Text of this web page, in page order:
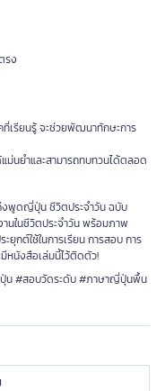
รง
ที่เรียนรู้ จะช่วยพัฒนาทักษะการ
นยำและสามารถทบทวนได้ตลอด
งพูดญี่ปุ่น ชีวิตประจำวัน ฉบับ
นในชีวิตประจำวัน พร้อมภาพ
ยุกต์ใช้ในการเรียน การสอบ การ
หนังสือเล่มนี้ไว้ติดตัว!
#สอบวัดระดับ #ภาษาญี่ปุ่นพื้น